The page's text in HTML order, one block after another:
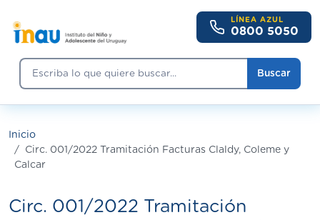
Buscar
Buscar
LÍNEA AZUL
0800 5050
Inicio
Circ. 001/2022 Tramitación Facturas Claldy, Coleme y
Calcar
Circ. 001/2022 Tramitación